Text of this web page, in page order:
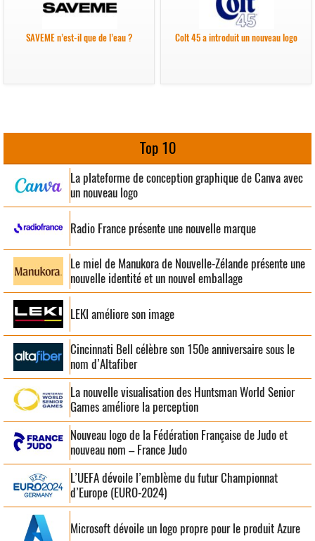
SAVEME n’est-il que de l’eau ? Colt 45 a introduit un nouveau logo
Top 10
La plateforme de conception graphique de Canva avec
un nouveau logo
Radio France présente une nouvelle marque
Le miel de Manukora de Nouvelle-Zélande présente une
nouvelle identité et un nouvel emballage
LEKI améliore son image
Cincinnati Bell célèbre son 150e anniversaire sous le
nom d’Altafiber
La nouvelle visualisation des Huntsman World Senior
Games améliore la perception
Nouveau logo de la Fédération Française de Judo et
nouveau nom – France Judo
L’UEFA dévoile l’emblème du futur Championnat
d’Europe (EURO-2024)
Microsoft dévoile un logo propre pour le produit Azure